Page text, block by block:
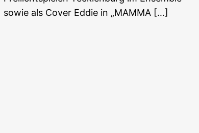
sowie als Cover Eddie in „MAMMA […]